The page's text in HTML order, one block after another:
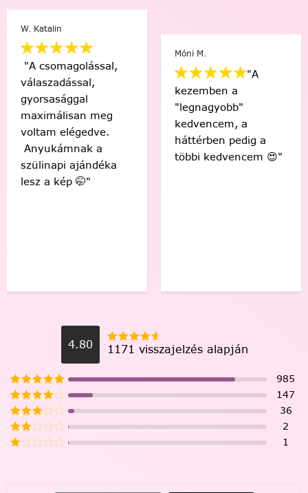
Móni M.
"A
kezemben a
"legnagyobb"
kedvencem, a
háttérben pedig a
többi kedvencem 😍"
Varga Ági
"Sziasztok! Elkészült
az első! Csodás
4.80 1171 visszajelzés alapján
985
147
36
2
1